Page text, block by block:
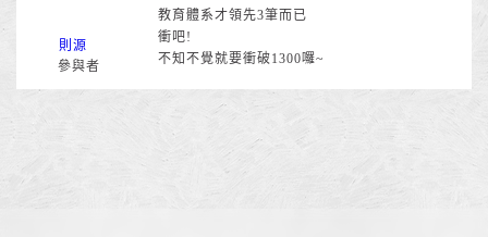
則源
參與者
教育體系才領先3筆而已
衝吧!
不知不覺就要衝破1300囉~